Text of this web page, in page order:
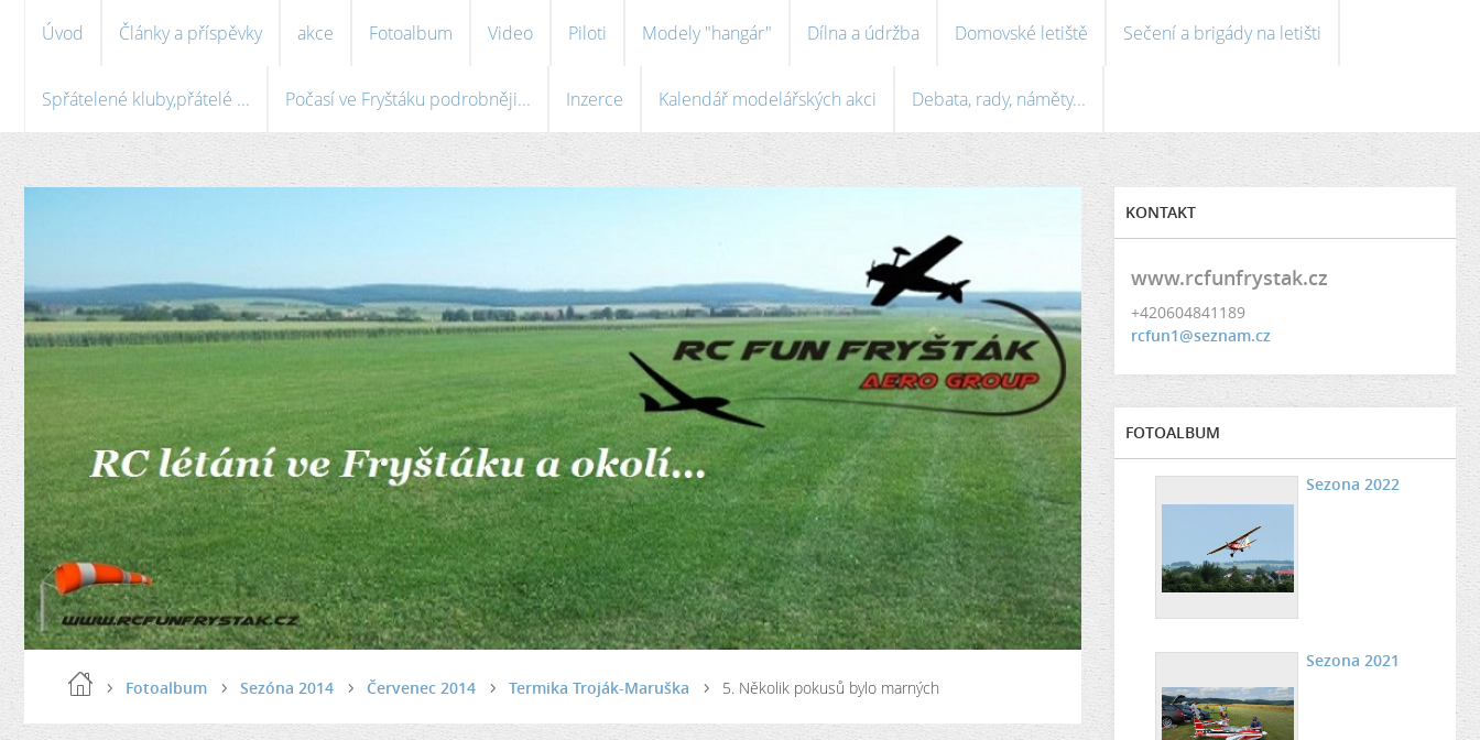
Úvod Články a příspěvky akce Fotoalbum Video Piloti Modely "hangár" Dílna a údržba Domovské letiště Sečení a brigády na letišti
Spřátelené kluby,přátelé ... Počasí ve Fryštáku podrobněji... Inzerce Kalendář modelářských akci Debata, rady, náměty...
Fotoalbum Sezóna 2014 Červenec 2014 Termika Troják-Maruška 5. Několik pokusů bylo marných
KONTAKT
www.rcfunfrystak.cz
+420604841189
rcfun1@seznam.cz
FOTOALBUM
Sezona 2022
Sezona 2021